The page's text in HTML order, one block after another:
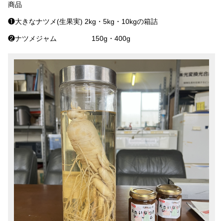
商品
❶大きなナツメ(生果実) 2kg・5kg・10kgの箱詰
❷ナツメジャム 150g・400g